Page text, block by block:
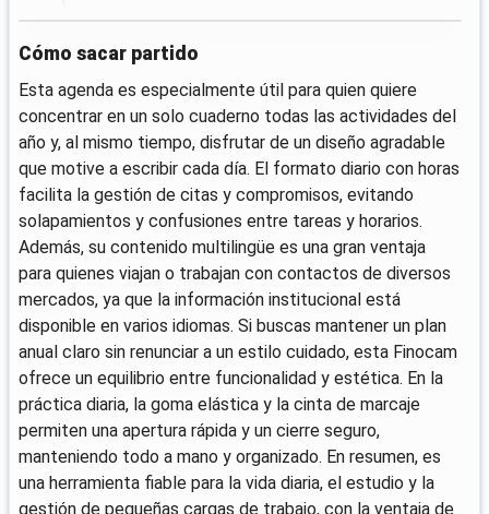
Cómo sacar partido
Esta agenda es especialmente útil para quien quiere
concentrar en un solo cuaderno todas las actividades del
año y, al mismo tiempo, disfrutar de un diseño agradable
que motive a escribir cada día. El formato diario con horas
facilita la gestión de citas y compromisos, evitando
solapamientos y confusiones entre tareas y horarios.
Además, su contenido multilingüe es una gran ventaja
para quienes viajan o trabajan con contactos de diversos
mercados, ya que la información institucional está
disponible en varios idiomas. Si buscas mantener un plan
anual claro sin renunciar a un estilo cuidado, esta Finocam
ofrece un equilibrio entre funcionalidad y estética. En la
práctica diaria, la goma elástica y la cinta de marcaje
permiten una apertura rápida y un cierre seguro,
manteniendo todo a mano y organizado. En resumen, es
una herramienta fiable para la vida diaria, el estudio y la
gestión de pequeñas cargas de trabajo, con la ventaja de